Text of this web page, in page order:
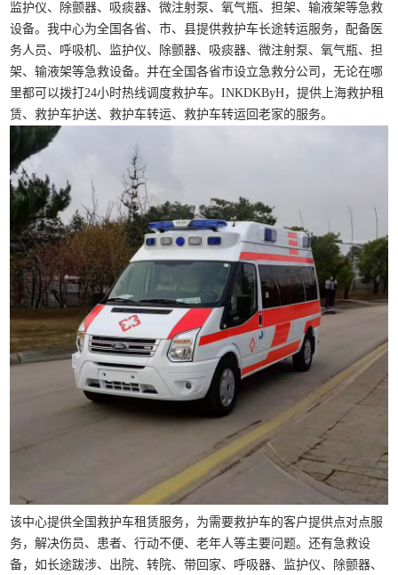
监护仪、除颤器、吸痰器、微注射泵、氧气瓶、担架、输液架等急救
设备。我中心为全国各省、市、县提供救护车长途转运服务，配备医
务人员、呼吸机、监护仪、除颤器、吸痰器、微注射泵、氧气瓶、担
架、输液架等急救设备。并在全国各省市设立急救分公司，无论在哪
里都可以拨打24小时热线调度救护车。INKDKByH，提供上海救护租
赁、救护车护送、救护车转运、救护车转运回老家的服务。
该中心提供全国救护车租赁服务，为需要救护车的客户提供点对点服
务，解决伤员、患者、行动不便、老年人等主要问题。还有急救设
备，如长途跋涉、出院、转院、带回家、呼吸器、监护仪、除颤器、